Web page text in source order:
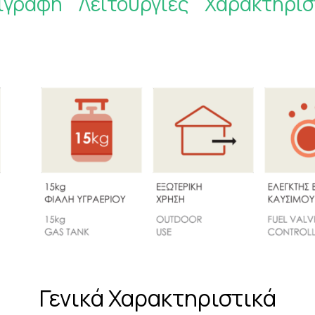
Γενικά Χαρακτηριστικά